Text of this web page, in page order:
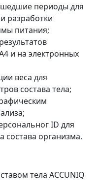
периоды для
разработки
питания;
и на электронных
веса для
состава тела;
ID для
состава организма.